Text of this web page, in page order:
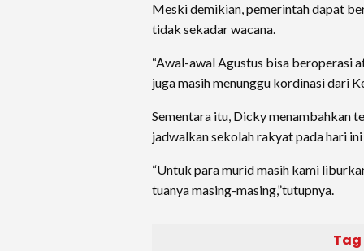
Meski demikian, pemerintah dapat
tidak sekadar wacana.
“Awal-awal Agustus bisa beroperasi
juga masih menunggu kordinasi dari
Sementara itu, Dicky menambahkan
jadwalkan sekolah rakyat pada hari
“Untuk para murid masih kami
tuanya masing-masing,”tutupnya.
Tag